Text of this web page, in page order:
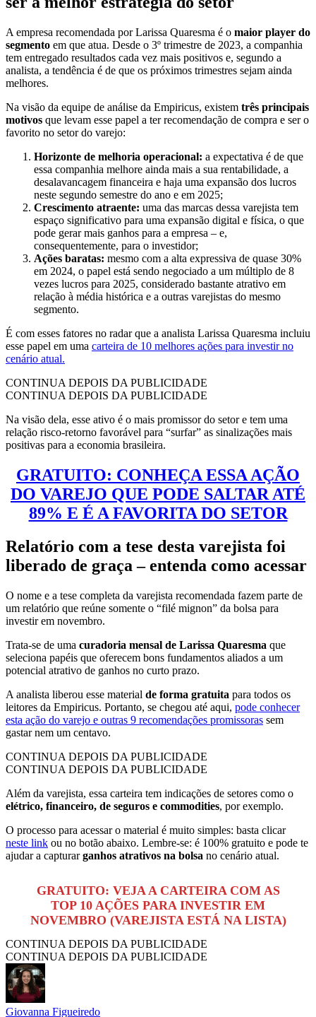
A empresa recomendada por Larissa Quaresma é o maior player do
segmento em que atua. Desde o 3º trimestre de 2023, a companhia
tem entregado resultados cada vez mais positivos e, segundo a
analista, a tendência é de que os próximos trimestres sejam ainda
melhores.
Na visão da equipe de análise da Empiricus, existem três principais
motivos que levam esse papel a ter recomendação de compra e ser o
favorito no setor do varejo:
Horizonte de melhoria operacional: a expectativa é de que
essa companhia melhore ainda mais a sua rentabilidade, a
desalavancagem financeira e haja uma expansão dos lucros
neste segundo semestre do ano e em 2025;
Crescimento atraente: uma das marcas dessa varejista tem
espaço significativo para uma expansão digital e física, o que
pode gerar mais ganhos para a empresa – e,
consequentemente, para o investidor;
Ações baratas: mesmo com a alta expressiva de quase 30%
em 2024, o papel está sendo negociado a um múltiplo de 8
vezes lucros para 2025, considerado bastante atrativo em
relação à média histórica e a outras varejistas do mesmo
segmento.
É com esses fatores no radar que a analista Larissa Quaresma incluiu
esse papel em uma carteira de 10 melhores ações para investir no
cenário atual.
CONTINUA DEPOIS DA PUBLICIDADE
CONTINUA DEPOIS DA PUBLICIDADE
Na visão dela, esse ativo é o mais promissor do setor e tem uma
relação risco-retorno favorável para “surfar” as sinalizações mais
positivas para a economia brasileira.
GRATUITO: CONHEÇA ESSA AÇÃO
DO VAREJO QUE PODE SALTAR ATÉ
89% E É A FAVORITA DO SETOR
Relatório com a tese desta varejista foi
liberado de graça – entenda como acessar
O nome e a tese completa da varejista recomendada fazem parte de
um relatório que reúne somente o “filé mignon” da bolsa para
investir em novembro.
Trata-se de uma curadoria mensal de Larissa Quaresma que
seleciona papéis que oferecem bons fundamentos aliados a um
potencial atrativo de ganhos no curto prazo.
A analista liberou esse material de forma gratuita para todos os
leitores da Empiricus. Portanto, se chegou até aqui, pode conhecer
esta ação do varejo e outras 9 recomendações promissoras sem
gastar nem um centavo.
CONTINUA DEPOIS DA PUBLICIDADE
CONTINUA DEPOIS DA PUBLICIDADE
Além da varejista, essa carteira tem indicações de setores como o
elétrico, financeiro, de seguros e commodities, por exemplo.
O processo para acessar o material é muito simples: basta clicar
neste link ou no botão abaixo. Lembre-se: é 100% gratuito e pode te
ajudar a capturarganhos atrativos na bolsa no cenário atual.
GRATUITO: VEJA A CARTEIRA COM AS
TOP 10 AÇÕES PARA INVESTIR EM
NOVEMBRO (VAREJISTA ESTÁ NA LISTA)
CONTINUA DEPOIS DA PUBLICIDADE
CONTINUA DEPOIS DA PUBLICIDADE
Giovanna Figueiredo